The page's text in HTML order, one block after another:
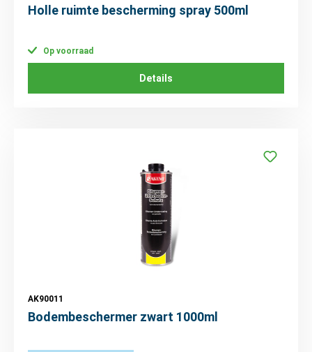
Holle ruimte bescherming spray 500ml
Op voorraad
Details
AK90011
Bodembeschermer zwart 1000ml